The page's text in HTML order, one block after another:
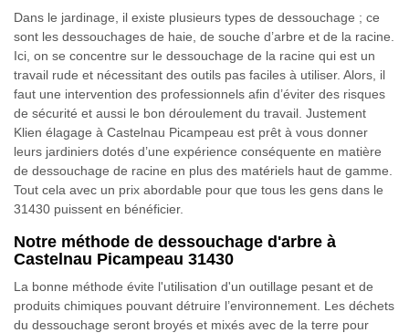
Dans le jardinage, il existe plusieurs types de dessouchage ; ce
sont les dessouchages de haie, de souche d’arbre et de la racine.
Ici, on se concentre sur le dessouchage de la racine qui est un
travail rude et nécessitant des outils pas faciles à utiliser. Alors, il
faut une intervention des professionnels afin d’éviter des risques
de sécurité et aussi le bon déroulement du travail. Justement
Klien élagage à Castelnau Picampeau est prêt à vous donner
leurs jardiniers dotés d’une expérience conséquente en matière
de dessouchage de racine en plus des matériels haut de gamme.
Tout cela avec un prix abordable pour que tous les gens dans le
31430 puissent en bénéficier.
Notre méthode de dessouchage d'arbre à
Castelnau Picampeau 31430
La bonne méthode évite l'utilisation d'un outillage pesant et de
produits chimiques pouvant détruire l’environnement. Les déchets
du dessouchage seront broyés et mixés avec de la terre pour